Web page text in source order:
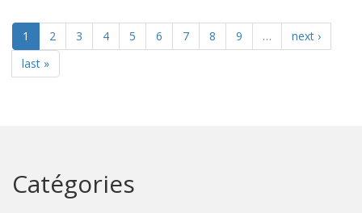
1 2 3 4 5 6 7 8 9 …
next ›
last »
Catégories